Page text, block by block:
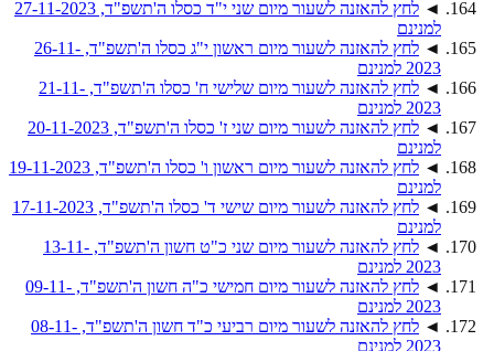
◄
לחץ להאזנה לשעור מיום שני י"ד כסלו ה'תשפ"ד, 27-11-2023
למנינם
◄
לחץ להאזנה לשעור מיום ראשון י"ג כסלו ה'תשפ"ד, 26-11-
2023 למנינם
◄
לחץ להאזנה לשעור מיום שלישי ח' כסלו ה'תשפ"ד, 21-11-
2023 למנינם
◄
לחץ להאזנה לשעור מיום שני ז' כסלו ה'תשפ"ד, 20-11-2023
למנינם
◄
לחץ להאזנה לשעור מיום ראשון ו' כסלו ה'תשפ"ד, 19-11-2023
למנינם
◄
לחץ להאזנה לשעור מיום שישי ד' כסלו ה'תשפ"ד, 17-11-2023
למנינם
◄
לחץ להאזנה לשעור מיום שני כ"ט חשון ה'תשפ"ד, 13-11-
2023 למנינם
◄
לחץ להאזנה לשעור מיום חמישי כ"ה חשון ה'תשפ"ד, 09-11-
2023 למנינם
◄
לחץ להאזנה לשעור מיום רביעי כ"ד חשון ה'תשפ"ד, 08-11-
2023 למנינם